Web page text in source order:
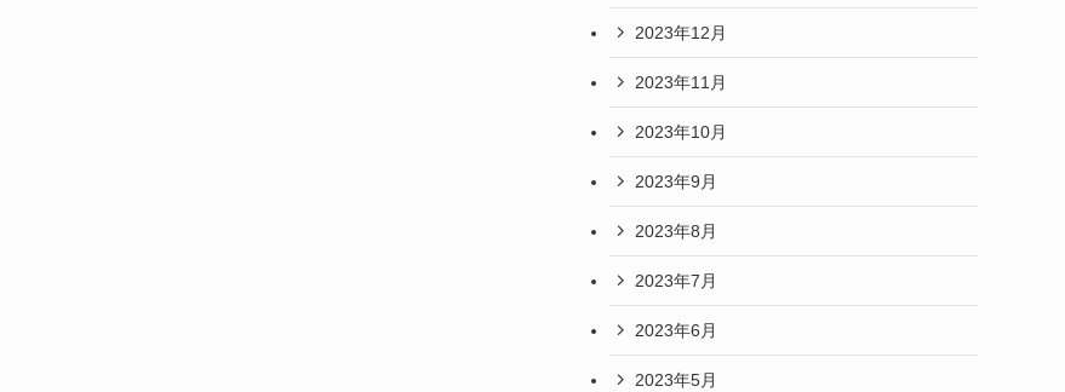
2023年12月
2023年11月
2023年10月
2023年9月
2023年8月
2023年7月
2023年6月
2023年5月